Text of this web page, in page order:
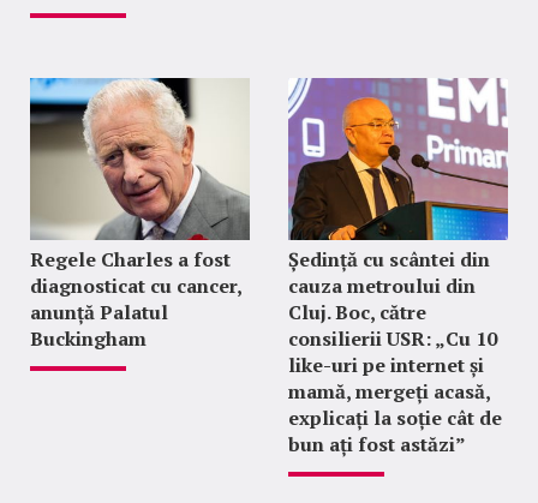
Regele Charles a fost
diagnosticat cu cancer,
anunță Palatul
Buckingham
Ședință cu scântei din
cauza metroului din
Cluj. Boc, către
consilierii USR: „Cu 10
like-uri pe internet și
mamă, mergeți acasă,
explicați la soție cât de
bun ați fost astăzi”